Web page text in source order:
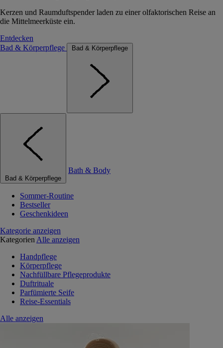
Kerzen und Raumduftspender laden zu einer olfaktorischen Reise an
die Mittelmeerküste ein.
Entdecken
Bad & Körperpflege
Bad & Körperpflege
Bad & Körperpflege
Bath & Body
Sommer-Routine
Bestseller
Geschenkideen
Kategorie anzeigen
Kategorien Alle anzeigen
Handpflege
Körperpflege
Nachfüllbare Pflegeprodukte
Duftrituale
Parfümierte Seife
Reise-Essentials
Alle anzeigen